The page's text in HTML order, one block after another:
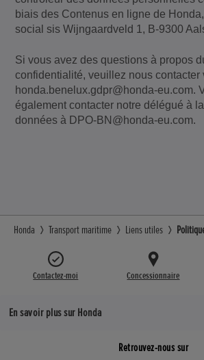
biais des Contenus en ligne de
social sis Wijngaardveld 1, B-9300
Si vous avez des questions à propos
confidentialité, veuillez nous contacter
honda.benelux.gdpr@honda-eu.com.
également contacter notre délégué à
données à DPO-BN@honda-eu.com.
Honda Transport maritime Liens utiles
Contactez-moi Concessionnaire
En savoir plus sur Honda
Retrouvez-nous sur